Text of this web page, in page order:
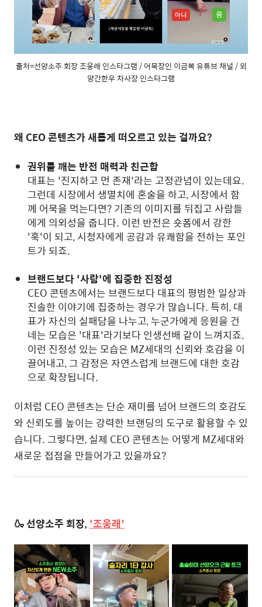
출처=선양소주 회장 조웅래 인스타그램 / 어묵장인 이금복 유튜브 채널 / 외
양간한우 차사장 인스타그램
왜 CEO 콘텐츠가 새롭게 떠오르고 있는 걸까요?
권위를 깨는 반전 매력과 친근함
대표는 '진지하고 먼 존재'라는 고정관념이 있는데요.
그런데 시장에서 생멸치에 혼술을 하고, 시장에서 함
께 어묵을 먹는다면? 기존의 이미지를 뒤집고 사람들
에게 의외성을 줍니다. 이런 반전은 숏폼에서 강한
'훅'이 되고, 시청자에게 공감과 유쾌함을 전하는 포인
트가 되죠.
브랜드보다 '사람'에 집중한 진정성
CEO 콘텐츠에서는 브랜드보다 대표의 평범한 일상과
진솔한 이야기에 집중하는 경우가 많습니다. 특히, 대
표가 자신의 실패담을 나누고, 누군가에게 응원을 건
네는 모습은 '대표'라기보다 인생선배 같이 느껴지죠.
이런 진정성 있는 모습은 MZ세대의 신뢰와 호감을 이
끌어내고, 그 감정은 자연스럽게 브랜드에 대한 호감
으로 확장됩니다.
이처럼 CEO 콘텐츠는 단순 재미를 넘어 브랜드의 호감도
와 신뢰도를 높이는 강력한 브랜딩의 도구로 활용할 수 있
습니다. 그렇다면, 실제 CEO 콘텐츠는 어떻게 MZ세대와
새로운 접점을 만들어가고 있을까요?
🍶 선양소주 회장,'조웅래'